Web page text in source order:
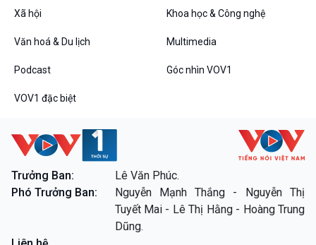
Thanh âm ký sự
Các chương trình đặc biệt
Xã hội Khoa học & Công nghệ
Văn hoá & Du lịch Multimedia
Podcast Góc nhìn VOV1
VOV1 đặc biệt
Trưởng Ban:
Lê Văn Phúc.
Phó Trưởng Ban:
Nguyễn Mạnh Thắng - Nguyễn Thị
Tuyết Mai - Lê Thị Hằng - Hoàng Trung
Dũng.